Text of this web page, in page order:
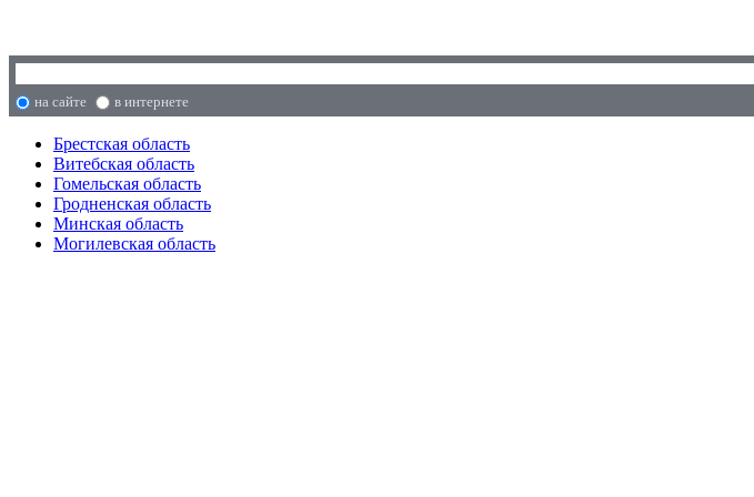
на сайте в интернете
Брестская область
Витебская область
Гомельская область
Гродненская область
Минская область
Могилевская область